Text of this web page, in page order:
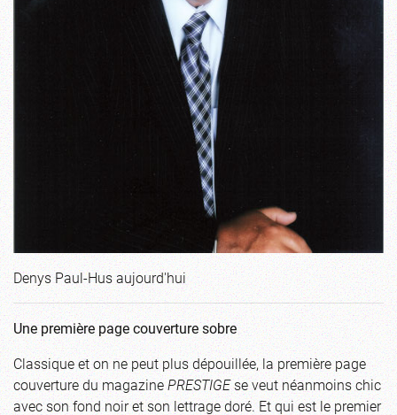
Denys Paul-Hus aujourd'hui
Une première page couverture sobre
Classique et on ne peut plus dépouillée, la première page
couverture du magazinePRESTIGEse veut néanmoins chic
avec son fond noir et son lettrage doré. Et qui est le premier